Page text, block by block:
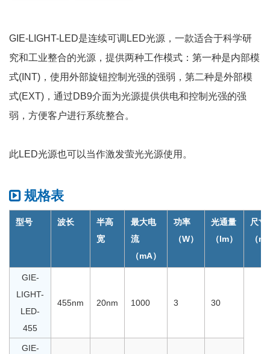
GIE-LIGHT-LED是连续可调LED光源，一款适合于科学研
究和工业整合的光源，提供两种工作模式：第一种是内部模
式(INT)，使用外部旋钮控制光强的强弱，第二种是外部模
式(EXT)，通过DB9介面为光源提供供电和控制光强的强
弱，方便客户进行系统整合。
此LED光源也可以当作激发萤光光源使用。
规格表
型号 波长
半高
宽
最大电
流
（mA）
功率
（W）
光通量
（lm）
尺寸
（
GIE-
LIGHT-
LED-
455
455nm 20nm 1000 3 30
GIE-